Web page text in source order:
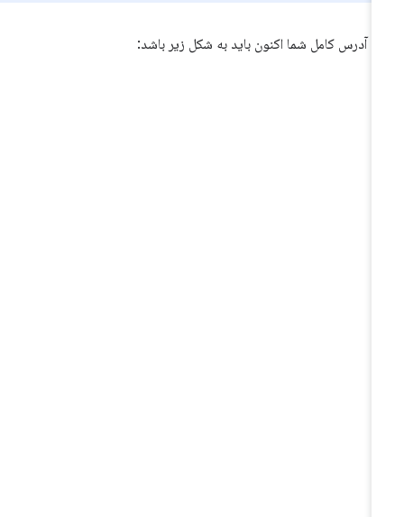
آدرس کامل شما اکنون باید به شکل زیر باشد: